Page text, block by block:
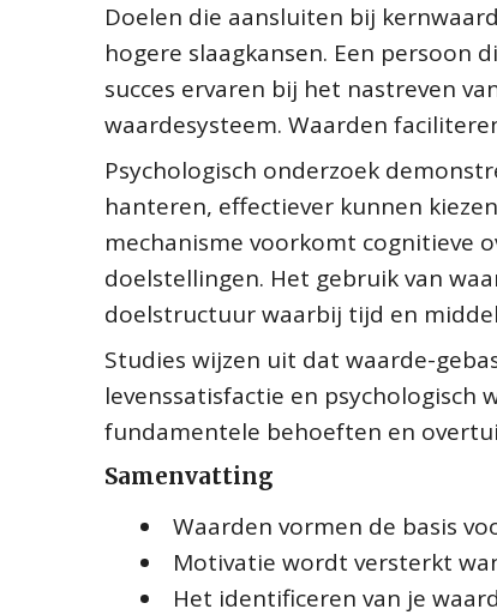
Doelen die aansluiten bij
hogere slaagkansen. Een persoon
succes ervaren bij het nastreven
waardesysteem. Waarden
Psychologisch onderzoek
hanteren, effectiever kunnen
mechanisme voorkomt cognitieve
doelstellingen. Het gebruik van
doelstructuur waarbij tijd en
Studies wijzen uit dat waarde-
levenssatisfactie en
fundamentele behoeften en
Samenvatting
Waarden vormen de basis
Motivatie wordt versterkt
Het identificeren van je